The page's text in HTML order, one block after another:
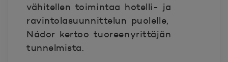
vähitellen toimintaa hotelli- ja
ravintolasuunnittelun puolelle,
Nádor kertoo tuoreenyrittäjän
tunnelmista.